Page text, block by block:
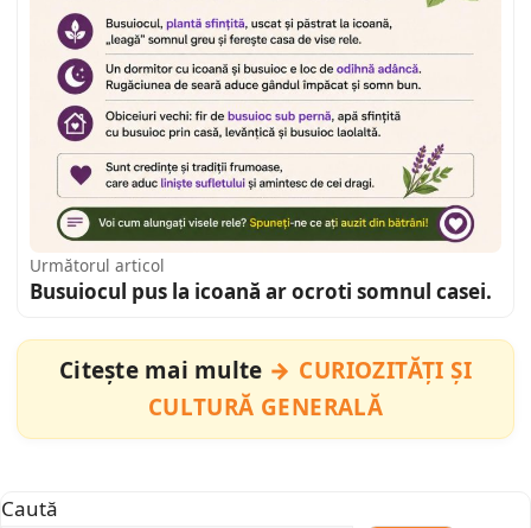
Următorul articol
Busuiocul pus la icoană ar ocroti somnul casei.
Citește mai multe
CURIOZITĂȚI ȘI
CULTURĂ GENERALĂ
Caută